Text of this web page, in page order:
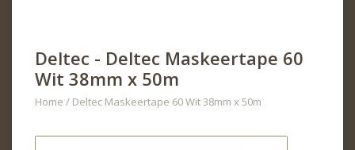
Deltec - Deltec Maskeertape 60
Wit 38mm x 50m
Home / Deltec Maskeertape 60 Wit 38mm x 50m